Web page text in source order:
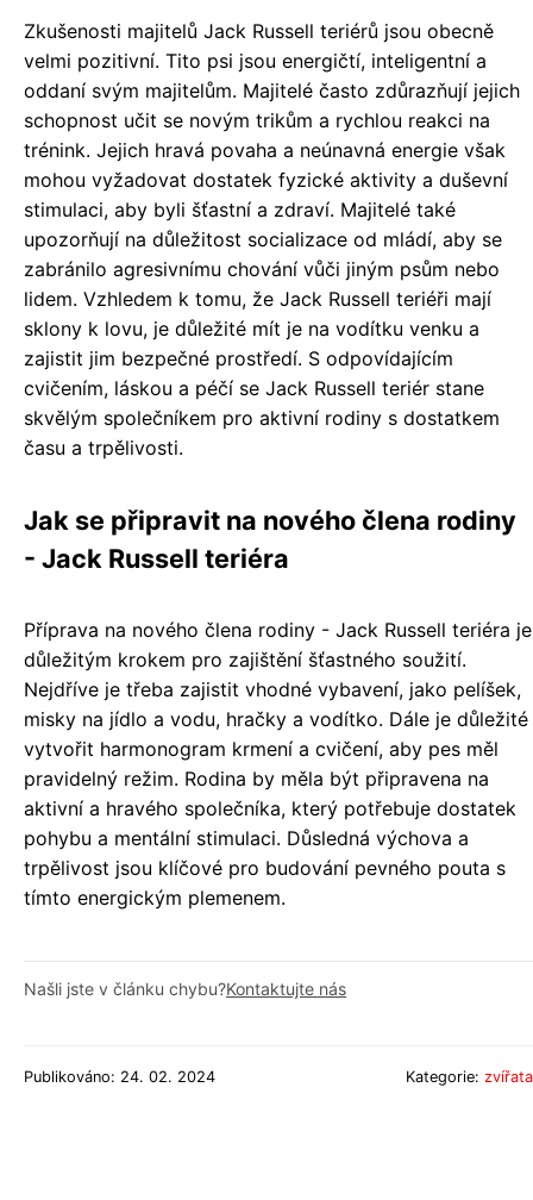
Zkušenosti majitelů Jack Russell teriérů jsou obecně
velmi pozitivní. Tito psi jsou energičtí, inteligentní a
oddaní svým majitelům. Majitelé často zdůrazňují jejich
schopnost učit se novým trikům a rychlou reakci na
trénink. Jejich hravá povaha a neúnavná energie však
mohou vyžadovat dostatek fyzické aktivity a duševní
stimulaci, aby byli šťastní a zdraví. Majitelé také
upozorňují na důležitost socializace od mládí, aby se
zabránilo agresivnímu chování vůči jiným psům nebo
lidem. Vzhledem k tomu, že Jack Russell teriéři mají
sklony k lovu, je důležité mít je na vodítku venku a
zajistit jim bezpečné prostředí. S odpovídajícím
cvičením, láskou a péčí se Jack Russell teriér stane
skvělým společníkem pro aktivní rodiny s dostatkem
času a trpělivosti.
Jak se připravit na nového člena rodiny
- Jack Russell teriéra
Příprava na nového člena rodiny - Jack Russell teriéra je
důležitým krokem pro zajištění šťastného soužití.
Nejdříve je třeba zajistit vhodné vybavení, jako pelíšek,
misky na jídlo a vodu, hračky a vodítko. Dále je důležité
vytvořit harmonogram krmení a cvičení, aby pes měl
pravidelný režim. Rodina by měla být připravena na
aktivní a hravého společníka, který potřebuje dostatek
pohybu a mentální stimulaci. Důsledná výchova a
trpělivost jsou klíčové pro budování pevného pouta s
tímto energickým plemenem.
Našli jste v článku chybu?Kontaktujte nás
Publikováno: 24. 02. 2024 Kategorie: zvířata